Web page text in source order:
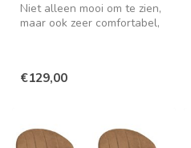
Niet alleen mooi om te zien,
maar ook zeer comfortabel,
€129,00